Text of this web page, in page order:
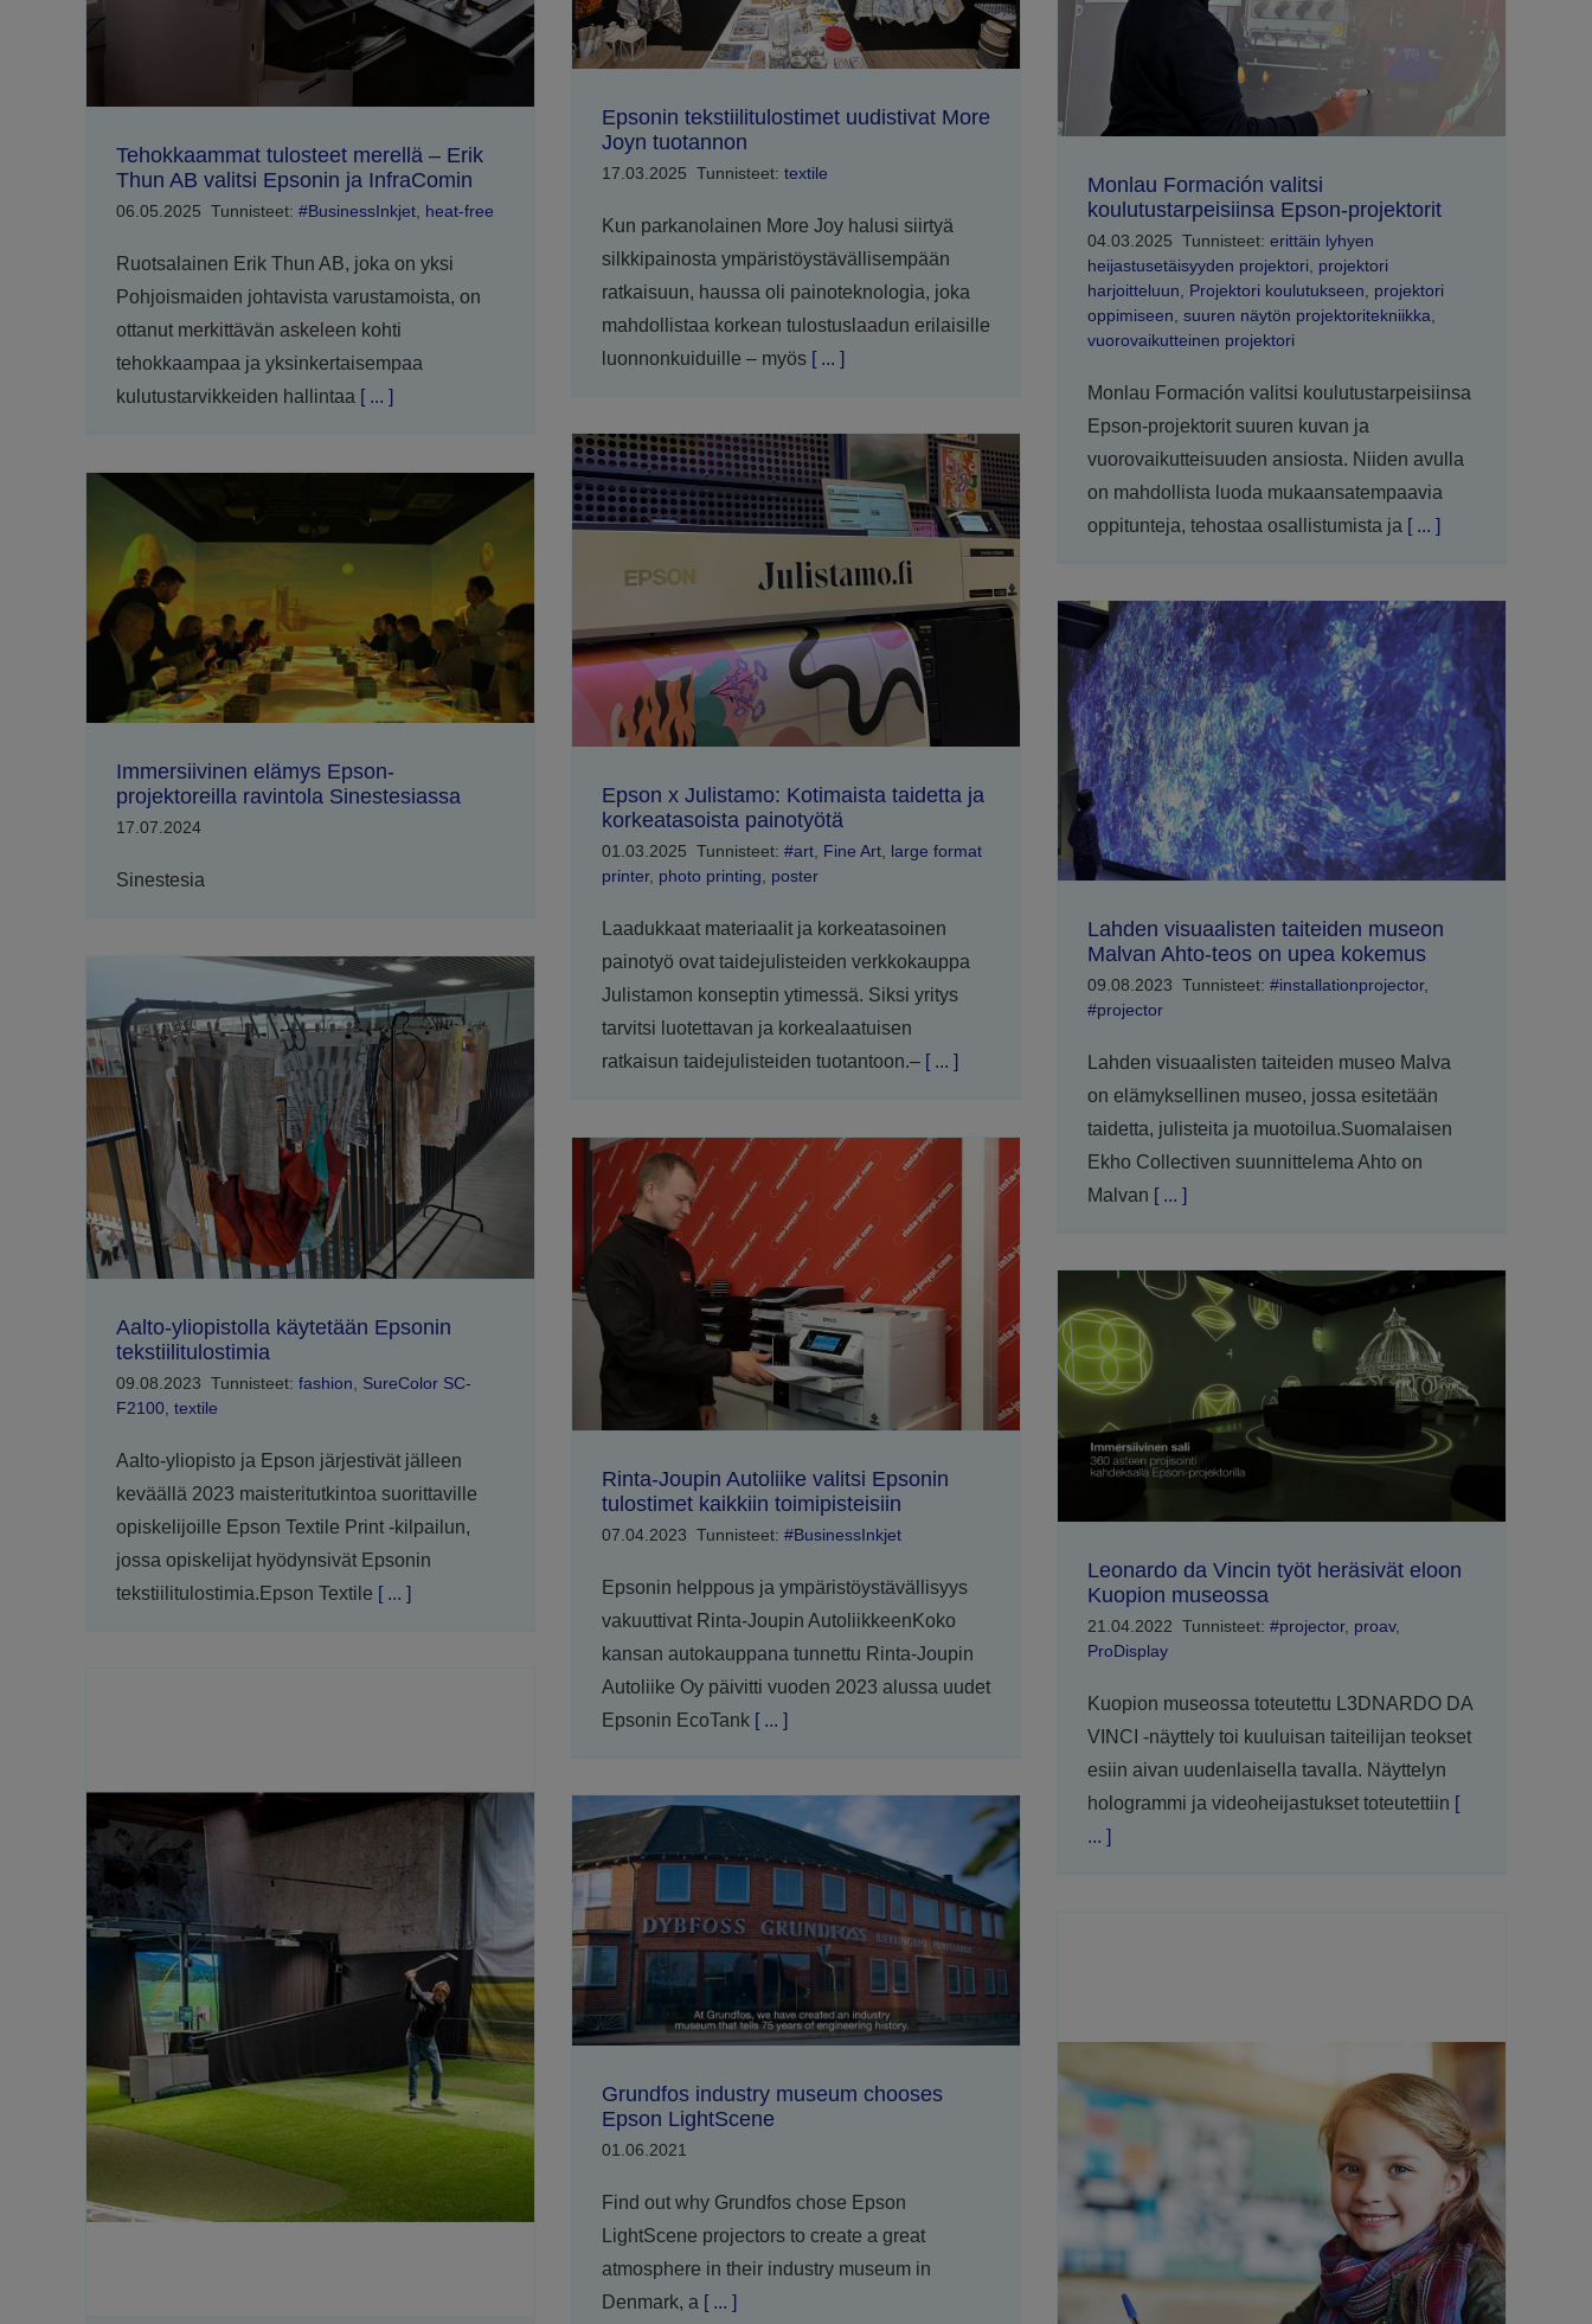
Tehokkaammat tulosteet merellä – Erik
Thun AB valitsi Epsonin ja InfraComin
06.05.2025 Tunnisteet: #BusinessInkjet, heat-free
Ruotsalainen Erik Thun AB, joka on yksi
Pohjoismaiden johtavista varustamoista, on
ottanut merkittävän askeleen kohti
tehokkaampaa ja yksinkertaisempaa
kulutustarvikkeiden hallintaa [ ... ]
Epsonin tekstiilitulostimet uudistivat More
Joyn tuotannon
17.03.2025 Tunnisteet: textile
Kun parkanolainen More Joy halusi siirtyä
silkkipainosta ympäristöystävällisempään
ratkaisuun, haussa oli painoteknologia, joka
mahdollistaa korkean tulostuslaadun erilaisille
luonnonkuiduille – myös[ ... ]
Monlau Formación valitsi
koulutustarpeisiinsa Epson-projektorit
04.03.2025 Tunnisteet: erittäin lyhyen
heijastusetäisyyden projektori
projektori
harjoitteluun
Projektori koulutukseen
projektori
oppimiseen suuren näytön projektoritekniikka
vuorovaikutteinen projektori
Monlau Formación valitsi koulutustarpeisiinsa
Epson-projektorit suuren kuvan ja
vuorovaikutteisuuden ansiosta. Niiden avulla
on mahdollista luoda mukaansatempaavia
oppitunteja, tehostaa osallistumista ja [ ... ]
Epson x Julistamo: Kotimaista taidetta ja
korkeatasoista painotyötä
01.03.2025 Tunnisteet: #art, Fine Art, large format
printer, photo printing, poster
Laadukkaat materiaalit ja korkeatasoinen
painotyö ovat taidejulisteiden verkkokauppa
Julistamon konseptin ytimessä. Siksi yritys
tarvitsi luotettavan ja korkealaatuisen
ratkaisun taidejulisteiden tuotantoon.–[ ... ]
Immersiivinen elämys Epson-
projektoreilla ravintola Sinestesiassa
17.07.2024
Sinestesia
Lahden visuaalisten taiteiden museon
Malvan Ahto-teos on upea kokemus
09.08.2023 Tunnisteet: #installationprojector,
#projector
Lahden visuaalisten taiteiden museo Malva
on elämyksellinen museo, jossa esitetään
taidetta, julisteita ja muotoilua.Suomalaisen
Ekho Collectiven suunnittelema Ahto on
Malvan [ ... ]
Aalto-yliopistolla käytetään Epsonin
tekstiilitulostimia
09.08.2023 Tunnisteet: fashion
SureColor SC-
F2100, textile
Aalto-yliopisto ja Epson järjestivät jälleen
keväällä 2023 maisteritutkintoa suorittaville
opiskelijoille Epson Textile Print -kilpailun,
jossa opiskelijat hyödynsivät Epsonin
tekstiilitulostimia.Epson Textile [ ... ]
Rinta-Joupin Autoliike valitsi Epsonin
tulostimet kaikkiin toimipisteisiin
07.04.2023 Tunnisteet: #BusinessInkjet
Epsonin helppous ja ympäristöystävällisyys
vakuuttivat Rinta-Joupin AutoliikkeenKoko
kansan autokauppana tunnettu Rinta-Joupin
Autoliike Oy päivitti vuoden 2023 alussa uudet
Epsonin EcoTank[ ... ]
Leonardo da Vincin työt heräsivät eloon
Kuopion museossa
21.04.2022 Tunnisteet: #projector, proav,
ProDisplay
Kuopion museossa toteutettu L3DNARDO DA
VINCI -näyttely toi kuuluisan taiteilijan teokset
esiin aivan uudenlaisella tavalla. Näyttelyn
hologrammi ja videoheijastukset toteutettiin [
... ]
Grundfos industry museum chooses
Epson LightScene
01.06.2021
Find out why Grundfos chose Epson
LightScene projectors to create a great
atmosphere in their industry museum in
Denmark, a[ ... ]